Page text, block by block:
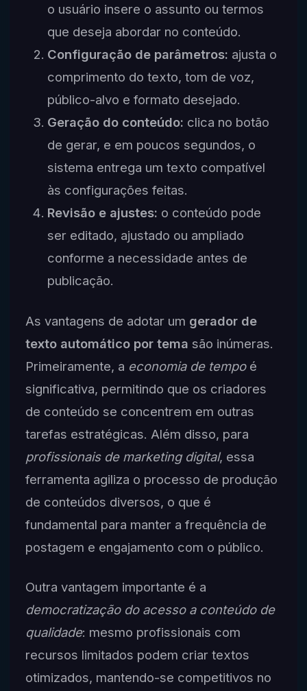
o usuário insere o assunto ou termos
que deseja abordar no conteúdo.
Configuração de parâmetros: ajusta o
comprimento do texto, tom de voz,
público-alvo e formato desejado.
Geração do conteúdo: clica no botão
de gerar, e em poucos segundos, o
sistema entrega um texto compatível
às configurações feitas.
Revisão e ajustes: o conteúdo pode
ser editado, ajustado ou ampliado
conforme a necessidade antes de
publicação.
As vantagens de adotar um gerador de
texto automático por tema são inúmeras.
Primeiramente, a economia de tempoé
significativa, permitindo que os criadores
de conteúdo se concentrem em outras
tarefas estratégicas. Além disso, para
profissionais de marketing digital, essa
ferramenta agiliza o processo de produção
de conteúdos diversos, o que é
fundamental para manter a frequência de
postagem e engajamento com o público.
Outra vantagem importante é a
democratização do acesso a conteúdo de
qualidade: mesmo profissionais com
recursos limitados podem criar textos
otimizados, mantendo-se competitivos no